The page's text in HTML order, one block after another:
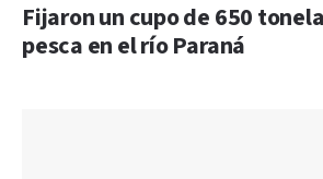
Fijaron un cupo de 650
pesca en el río Paraná